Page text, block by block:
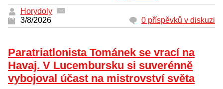
Horydoly
3/8/2026
0 příspěvků v diskuzi
Paratriatlonista Tománek se vrací na
Havaj. V Lucembursku si suverénně
vybojoval účast na mistrovství světa